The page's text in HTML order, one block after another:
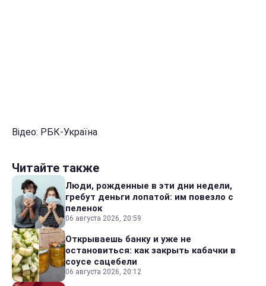
Відео: РБК-Україна
Читайте также
Люди, рожденные в эти дни недели,
гребут деньги лопатой: им повезло с
пеленок
06 августа 2026, 20:59
Открываешь банку и уже не
остановиться: как закрыть кабачки в
соусе сацебели
06 августа 2026, 20:12